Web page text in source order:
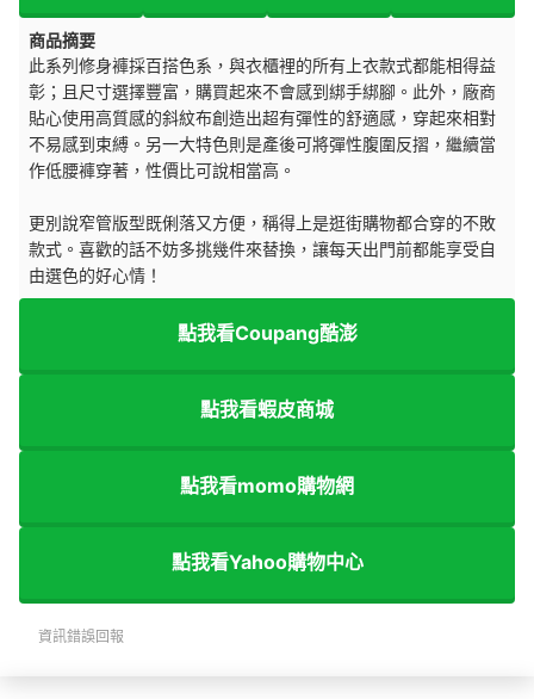
商品摘要
此系列修身褲採百搭色系，與衣櫃裡的所有上衣款式都能相得益
彰；且尺寸選擇豐富，購買起來不會感到綁手綁腳。此外，廠商
貼心使用高質感的斜紋布創造出超有彈性的舒適感，穿起來相對
不易感到束縛。另一大特色則是產後可將彈性腹圍反摺，繼續當
作低腰褲穿著，性價比可說相當高。
更別說窄管版型既俐落又方便，稱得上是逛街購物都合穿的不敗
款式。喜歡的話不妨多挑幾件來替換，讓每天出門前都能享受自
由選色的好心情！
點我看Coupang酷澎
點我看蝦皮商城
點我看momo購物網
點我看Yahoo購物中心
資訊錯誤回報